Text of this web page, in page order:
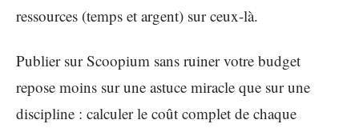
ressources (temps et argent) sur ceux-là.
Publier sur Scoopium sans ruiner votre budget
repose moins sur une astuce miracle que sur une
discipline : calculer le coût complet de chaque